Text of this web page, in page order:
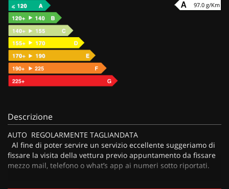
97.0 g/Km
Descrizione
AUTO REGOLARMENTE TAGLIANDATA
Al fine di poter servire un servizio eccellente suggeriamo di
fissare la visita della vettura previo appuntamento da fissare
mezzo mail, telefono o what’s app ai numeri sotto riportati.